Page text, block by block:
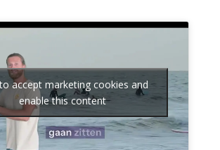
accept marketing cookies and
enable this content